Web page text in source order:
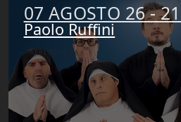
07 AGOSTO 26 -
Paolo Ruffini
APRI SCHEDA